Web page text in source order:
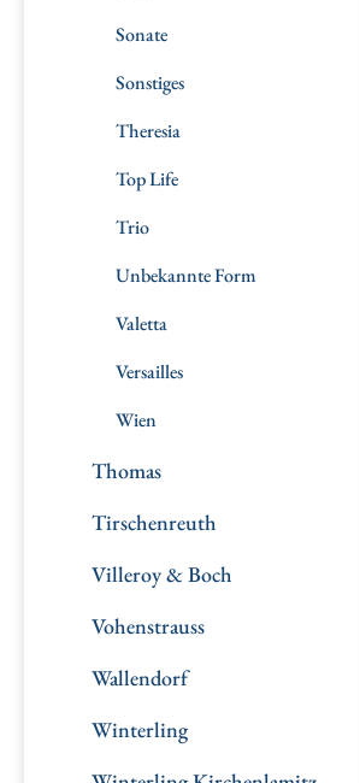
Sonate
Sonstiges
Theresia
Top Life
Trio
Unbekannte Form
Valetta
Versailles
Wien
Thomas
Tirschenreuth
Villeroy & Boch
Vohenstrauss
Wallendorf
Winterling